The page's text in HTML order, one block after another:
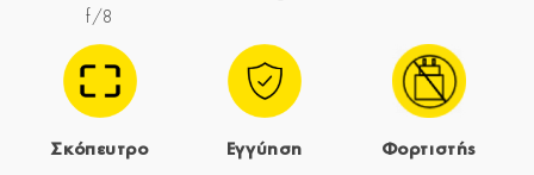
f/8
Σκόπευτρο Εγγύηση Φορτιστής